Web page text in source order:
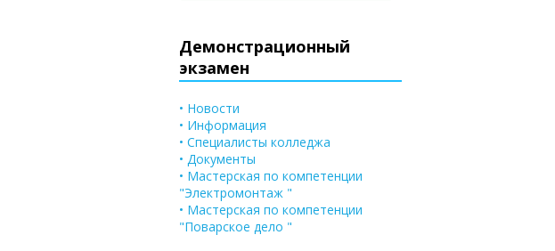
Демонстрационный
экзамен
• Новости
• Информация
• Специалисты колледжа
• Документы
• Мастерская по компетенции
"Электромонтаж "
• Мастерская по компетенции
"Поварское дело "